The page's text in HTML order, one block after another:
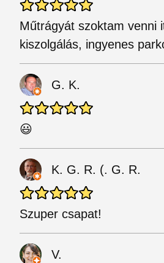
Műtrágyát szoktam venni
kiszolgálás, ingyenes
G. K.
😃
K. G. R. (. G. R.
Szuper csapat!
V.